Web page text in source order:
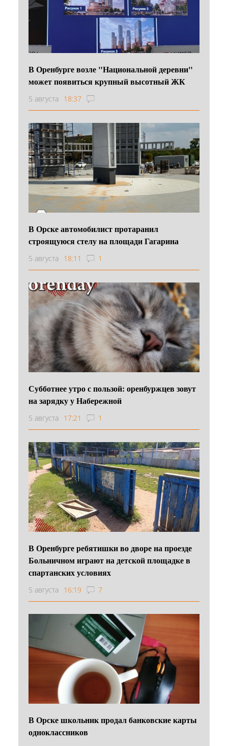
В Оренбурге возле "Национальной деревни"
может появиться крупный высотный ЖК
5 августа 18:37
В Орске автомобилист протаранил
строящуюся стелу на площади Гагарина
5 августа 18:11 1
Субботнее утро с пользой: оренбуржцев зовут
на зарядку у Набережной
5 августа 17:21 1
В Оренбурге ребятишки во дворе на проезде
Больничном играют на детской площадке в
спартанских условиях
5 августа 16:19 7
В Орске школьник продал банковские карты
одноклассников